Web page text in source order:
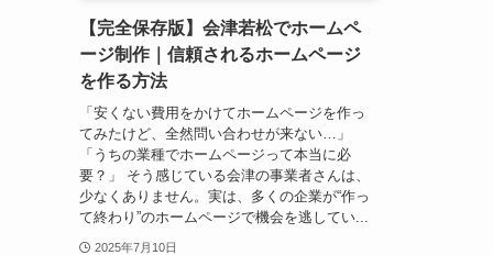
【完全保存版】会津若松でホームペ
ージ制作｜信頼されるホームページ
を作る方法
「安くない費用をかけてホームページを作っ
てみたけど、全然問い合わせが来ない…」
「うちの業種でホームページって本当に必
要？」 そう感じている会津の事業者さんは、
少なくありません。実は、多くの企業が“作っ
て終わり”のホームページで機会を逃してい...
2025年7月10日